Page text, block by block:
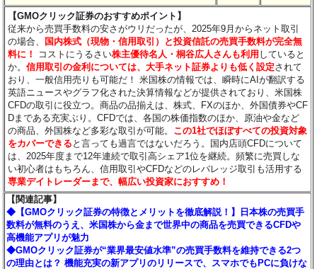
【GMOクリック証券のおすすめポイント】
従来から売買手数料の安さがウリだったが、2025年9月からネット取引
の場合、
国内株式（現物・信用取引）と投資信託の売買手数料が完全無
料に！
コストにうるさい株主優待名人・桐谷広人さんも利用 していると
か。信用取引の金利については、大手ネット証券よりも低く設定されて
おり、一般信用売りも可能だ！ 米国株の情報では、瞬時にAIが翻訳する
英語ニュースやグラフ化された決算情報などが提供されており、米国株
CFDの取引に役立つ。商品の品揃えは、株式、FXのほか、外国債券やCF
Dまである充実ぶり。CFDでは、各国の株価指数のほか、原油や金など
の商品、外国株など多彩な取引が可能。 この1社でほぼすべての投資対象
をカバーできる と言っても過言ではないだろう。国内店頭CFDについて
は、2025年度まで12年連続で取引高シェア1位を継続。頻繁に売買しな
い初心者はもちろん、信用取引やCFDなどのレバレッジ取引も活用する
専業デイトレーダーまで、幅広い投資家におすすめ！
【関連記事】
◆【GMOクリック証券の特徴とメリットを徹底解説！】日本株の売買手
数料が無料のうえ、米国株から金まで世界中の商品を売買できるCFDや
高機能アプリが魅力
◆GMOクリック証券が“業界最安値水準”の売買手数料を維持できる2つ
の理由とは？ 機能充実の新アプリのリリースで、スマホでもPCに負けな